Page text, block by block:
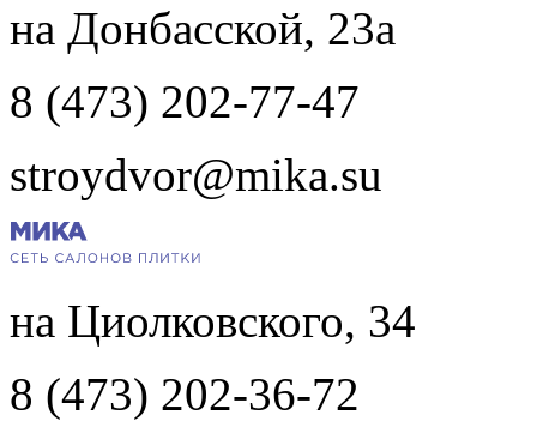
на Донбасской, 23а
8 (473) 202-77-47
stroydvor@mika.su
на Циолковского, 34
8 (473) 202-36-72